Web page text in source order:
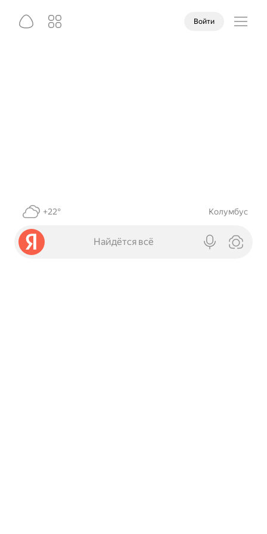
Войти
+22° Колумбус
Найдётся всё